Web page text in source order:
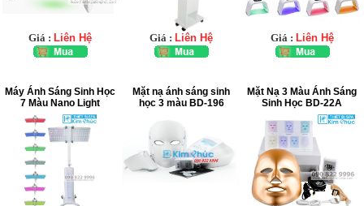
Giá :Liên Hệ Giá :Liên Hệ Giá : Liên Hệ
Máy Ánh Sáng Sinh Học
7 Màu Nano Light
Mặt nạ ánh sáng sinh
học 3 màu BD-196
Mặt Nạ 3 Màu Ánh Sáng
Sinh Học BD-22A